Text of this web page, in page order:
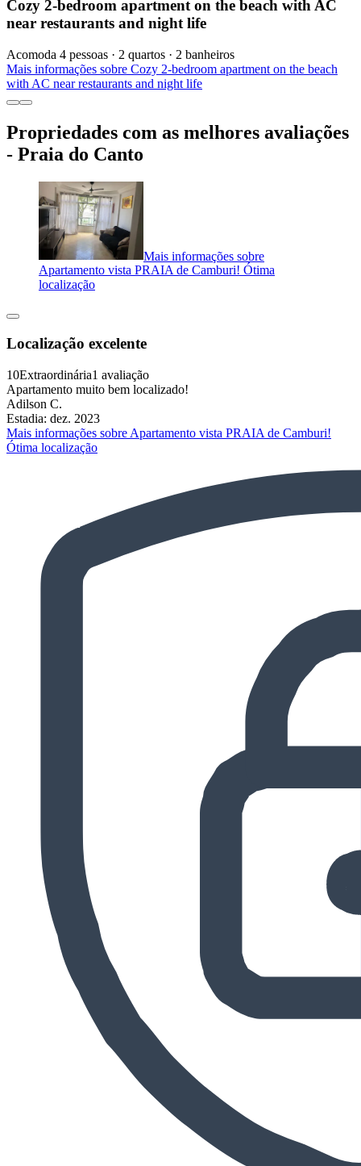
Cozy 2-bedroom apartment on the beach with AC
near restaurants and night life
Acomoda 4 pessoas · 2 quartos · 2 banheiros
Mais informações sobre Cozy 2-bedroom apartment on the beach
with AC near restaurants and night life
Propriedades com as melhores avaliações
- Praia do Canto
Mais informações sobre
Apartamento vista PRAIA de Camburi! Ótima
localização
Localização excelente
10Extraordinária1 avaliação
Apartamento muito bem localizado!
Adilson C.
Estadia: dez. 2023
Mais informações sobre Apartamento vista PRAIA de Camburi!
Ótima localização